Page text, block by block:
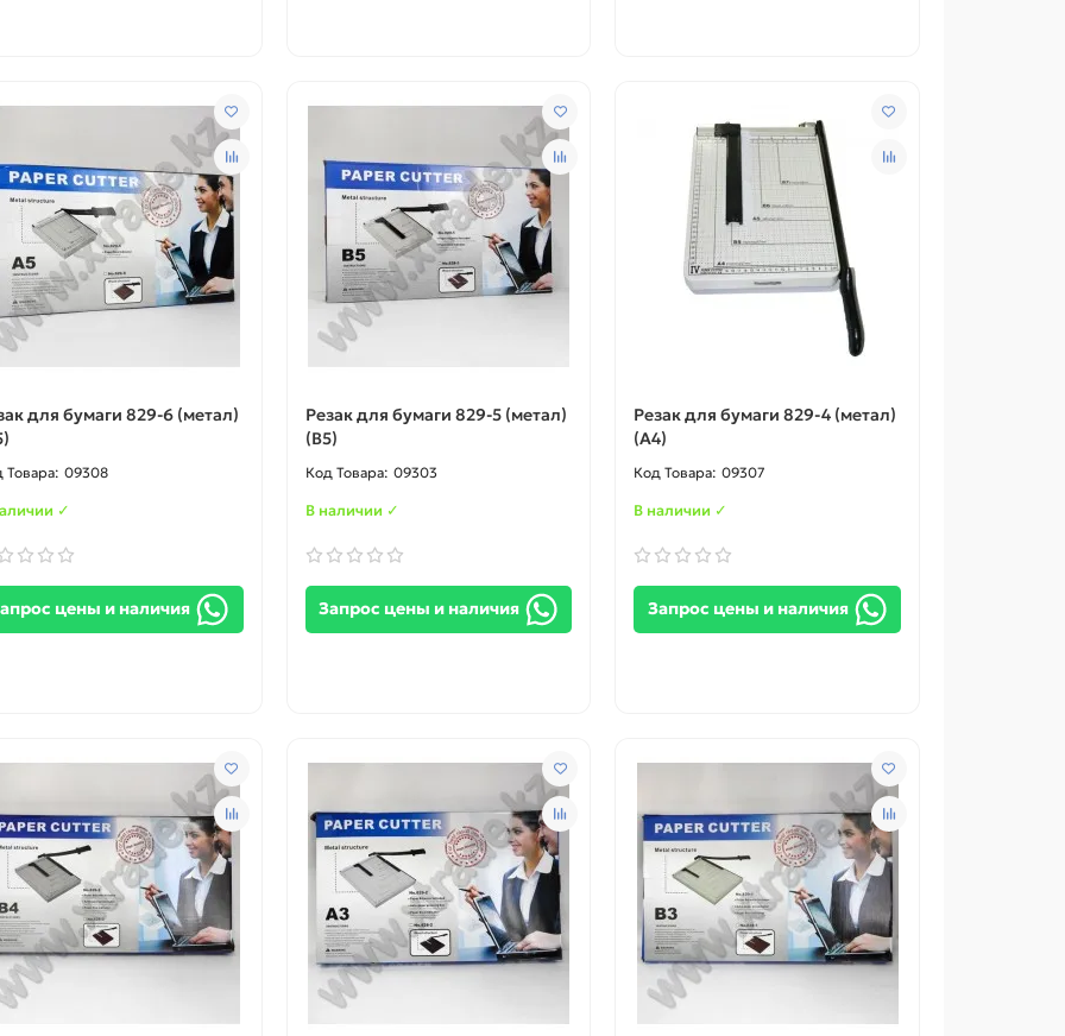
для бумаги 829-6 (метал)
09308
✓
цены и наличия
Резак для бумаги 829-5 (метал)
(B5)
09303
В наличии ✓
Запрос цены и наличия
Резак для бумаги 829-4 (метал)
(A4)
09307
В наличии ✓
Запрос цены и наличия